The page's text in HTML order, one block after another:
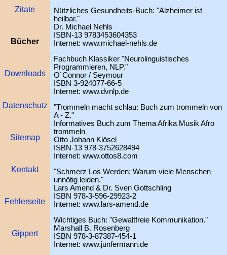
Zitate
Bücher
Downloads
Datenschutz
Sitemap
Kontakt
Fehlerseite
Gippert
Nützliches Gesundheits-Buch: "Alzheimer ist
heilbar."
Dr. Michael Nehls
ISBN-13 9783453604353
Internet: www.michael-nehls.de
Fachbuch Klassiker "Neurolinguistisches
Programmieren, NLP."
O`Connor / Seymour
ISBN 3-924077-66-5
Internet: www.dvnlp.de
"Trommeln macht schlau: Buch zum trommeln von
A - Z."
Informatives Buch zum Thema Afrika Musik Afro
trommeln
Otto Johann Klösel
ISBN-13 978-3752628494
Internet: www.ottos8.com
"Schmerz Los Werden: Warum viele Menschen
unnötig leiden."
Lars Amend & Dr. Sven Gottschling
ISBN 978-3-596-29923-2
Internet: www.lars-amend.de
Wichtiges Buch: "Gewaltfreie Kommunikation."
Marshall B. Rosenberg
ISBN 978-3-87387-454-1
Internet: www.junfermann.de